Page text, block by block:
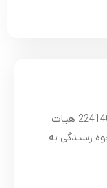
عدم ابطال رای شماره 12 – 201 مورخه 2241400 هیات
رسیدگی به